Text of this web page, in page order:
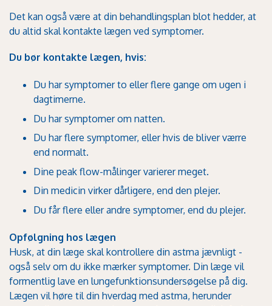
Det kan også være at din behandlingsplan blot hedder, at
du altid skal kontakte lægen ved symptomer.
Du bør kontakte lægen, hvis:
Du har symptomer to eller flere gange om ugen i
dagtimerne.
Du har symptomer om natten.
Du har flere symptomer, eller hvis de bliver værre
end normalt.
Dine peak flow-målinger varierer meget.
Din medicin virker dårligere, end den plejer.
Du får flere eller andre symptomer, end du plejer.
Opfølgning hos lægen
Husk, at din læge skal kontrollere din astma jævnligt -
også selv om du ikke mærker symptomer. Din læge vil
formentlig lave en lungefunktionsundersøgelse på dig.
Lægen vil høre til din hverdag med astma, herunder